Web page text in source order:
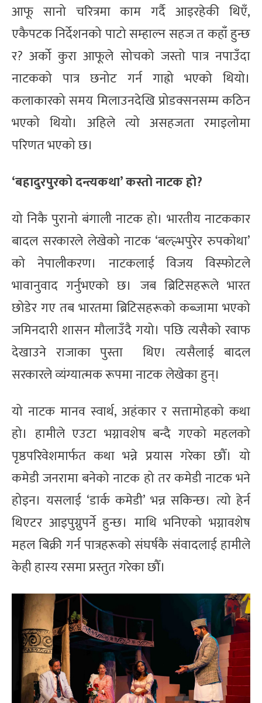
आफू सानो चरित्रमा काम गर्दै आइरहेकी थिएँ,
एकैपटक निर्देशनको पाटो सम्हाल्न सहज त कहाँ हुन्छ
र? अर्को कुरा आफूले सोचको जस्तो पात्र नपाउँदा
नाटकको पात्र छनोट गर्न गाह्रो भएको थियो।
कलाकारको समय मिलाउनदेखि प्रोडक्सनसम्म कठिन
भएको थियो। अहिले त्यो असहजता रमाइलोमा
परिणत भएको छ।
‘बहादुरपुरको दन्त्यकथा’ कस्तो नाटक हो?
यो निकै पुरानो बंगाली नाटक हो। भारतीय नाटककार
बादल सरकारले लेखेको नाटक ‘बल्ल्भपुरेर रुपकोथा’
को नेपालीकरण। नाटकलाई विजय विस्फोटले
भावानुवाद गर्नुभएको छ। जब ब्रिटिसहरूले भारत
छोडेर गए तब भारतमा ब्रिटिसहरूको कब्जामा भएको
जमिनदारी शासन मौलाउँदै गयो। पछि त्यसैको रवाफ
देखाउने राजाका पुस्ता थिए। त्यसैलाई बादल
सरकारले व्यंग्यात्मक रूपमा नाटक लेखेका हुन्।
यो नाटक मानव स्वार्थ, अहंकार र सत्तामोहको कथा
हो। हामीले एउटा भग्नावशेष बन्दै गएको महलको
पृष्ठपरिवेशमार्फत कथा भन्ने प्रयास गरेका छौँ। यो
कमेडी जनरामा बनेको नाटक हो तर कमेडी नाटक भने
होइन। यसलाई ‘डार्क कमेडी’ भन्न सकिन्छ। त्यो हेर्न
थिएटर आइपुग्नुपर्ने हुन्छ। माथि भनिएको भग्नावशेष
महल बिक्री गर्न पात्रहरूको संघर्षकै संवादलाई हामीले
केही हास्य रसमा प्रस्तुत गरेका छौँ।